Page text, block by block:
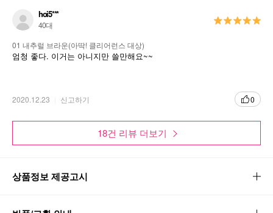
hoi5***
40대
01 내추럴 브라운(아딱! 클리어런스 대상)
엄청 좋다. 이거는 아니지만 쓸만해요~~
2020.12.23 신고하기 0
18건 리뷰 더보기
상품정보 제공고시